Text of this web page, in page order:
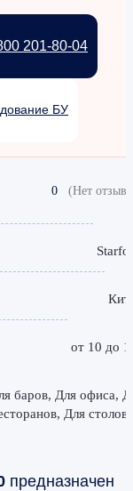
201-80-04
БУ
0 (Нет
от 10 до
баров, Для офиса,
Для
предназначен